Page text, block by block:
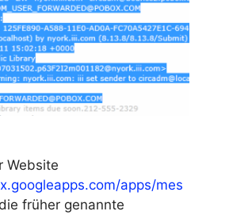
Website
apps/mes
früher genannte